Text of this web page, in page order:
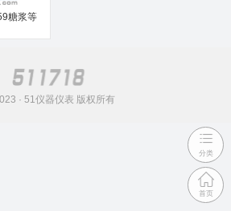
糖浆等
· 51仪器仪表 版权所有
分类
首页